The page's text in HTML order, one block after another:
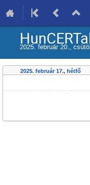
2025. február 20.,
2025. február 17., hétfő